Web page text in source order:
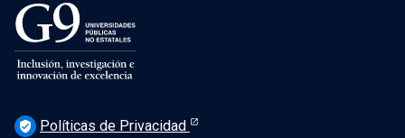
verified_user Políticas de Privacidad